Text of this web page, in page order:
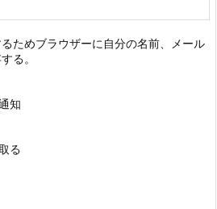
ためブラウザーに自分の名前、メール
る。
知
る